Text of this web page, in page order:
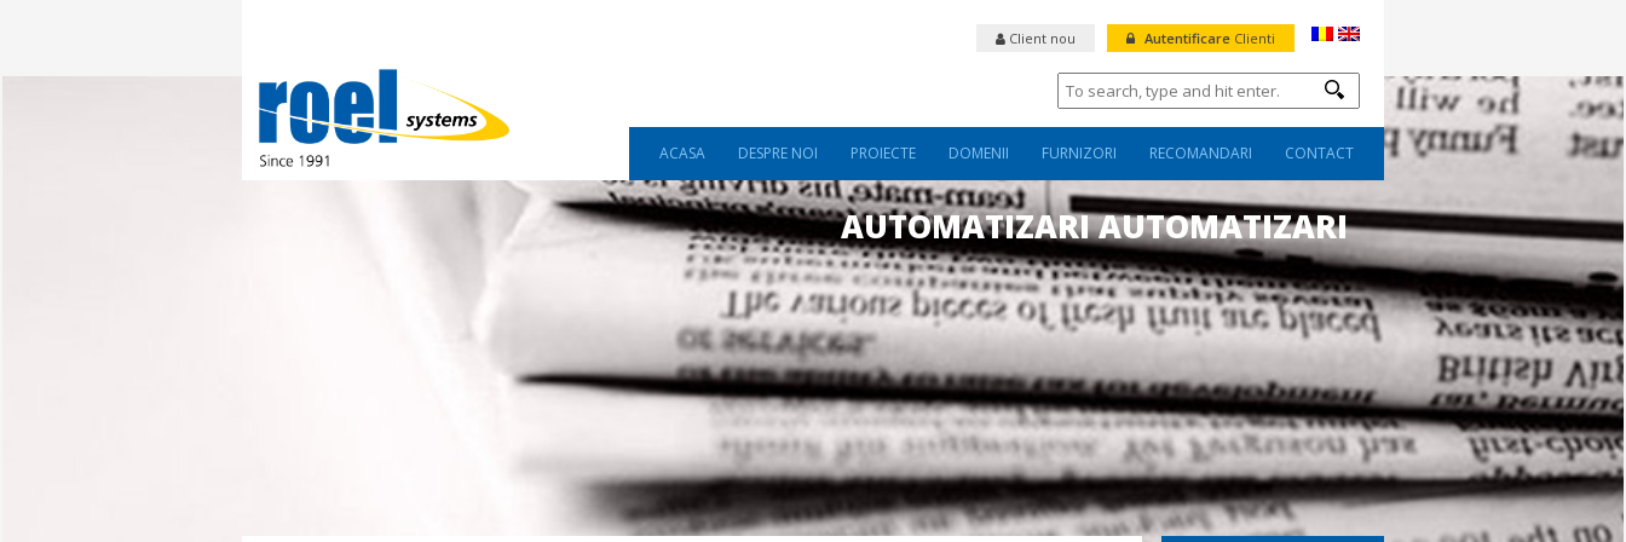
Autentificare Clienti
Client nou
ACASA DESPRE NOI PROIECTE DOMENII FURNIZORI RECOMANDARI CONTACT
AUTOMATIZARI AUTOMATIZARI